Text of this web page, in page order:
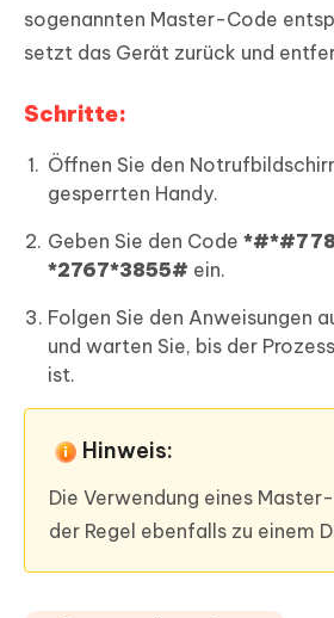
sogenannten Master-Code
setzt das Gerät zurück und
Schritte:
Öffnen Sie den
gesperrten Handy.
Geben Sie den Code
*2767*3855# ein.
Folgen Sie den Anweisungen
und warten Sie, bis der
ist.
Hinweis:
Die Verwendung eines
der Regel ebenfalls zu einem